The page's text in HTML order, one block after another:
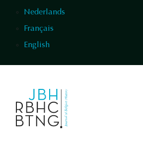
Nederlands
Français
English